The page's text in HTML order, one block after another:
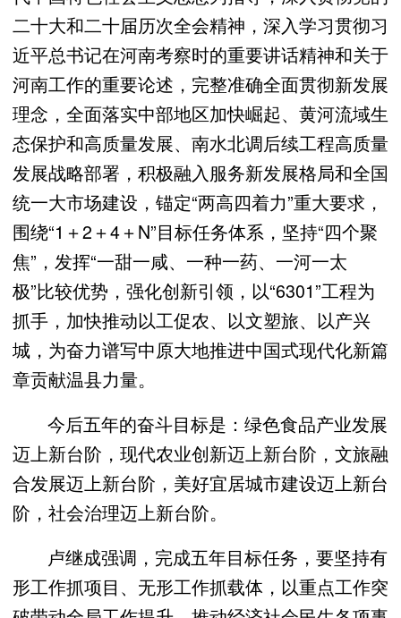
二十大和二十届历次全会精神，深入学习贯彻习
近平总书记在河南考察时的重要讲话精神和关于
河南工作的重要论述，完整准确全面贯彻新发展
理念，全面落实中部地区加快崛起、黄河流域生
态保护和高质量发展、南水北调后续工程高质量
发展战略部署，积极融入服务新发展格局和全国
统一大市场建设，锚定“两高四着力”重大要求，
围绕“1＋2＋4＋N”目标任务体系，坚持“四个聚
焦”，发挥“一甜一咸、一种一药、一河一太
极”比较优势，强化创新引领，以“6301”工程为
抓手，加快推动以工促农、以文塑旅、以产兴
城，为奋力谱写中原大地推进中国式现代化新篇
章贡献温县力量。
今后五年的奋斗目标是：绿色食品产业发展
迈上新台阶，现代农业创新迈上新台阶，文旅融
合发展迈上新台阶，美好宜居城市建设迈上新台
阶，社会治理迈上新台阶。
卢继成强调，完成五年目标任务，要坚持有
形工作抓项目、无形工作抓载体，以重点工作突